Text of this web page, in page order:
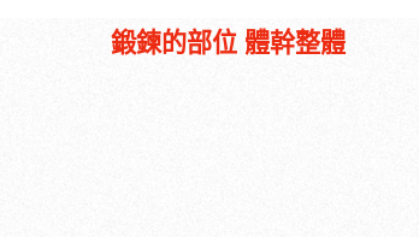
鍛鍊的部位 體幹整體